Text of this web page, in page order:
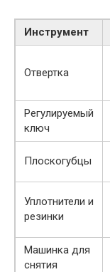
Инструмент
Отвертка
Регулируемый
ключ
Плоскогубцы
Уплотнители и
резинки
Машинка для
снятия